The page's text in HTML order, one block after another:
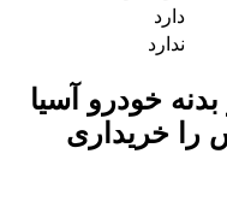
دارد
ندارد
خودرو آسیا
خریداری